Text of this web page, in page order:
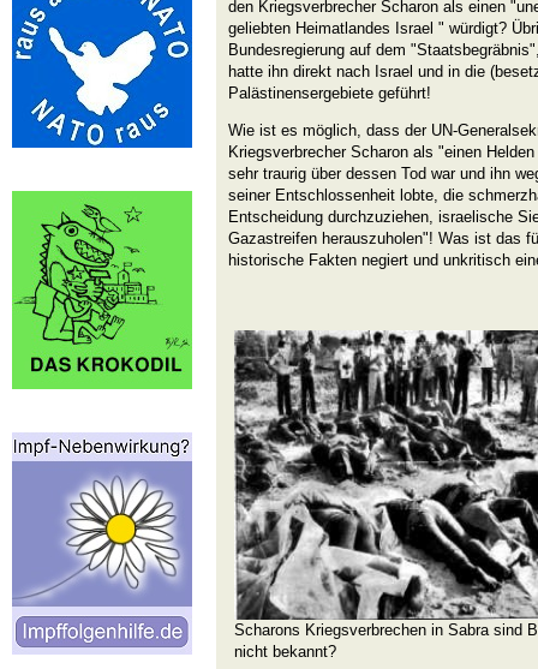
den Kriegsverbrecher Scharon als einen
geliebten Heimatlandes Israel " würdigt?
Bundesregierung auf dem
hatte ihn direkt nach Israel und in die
Palästinensergebiete geführt!
Wie ist es möglich, dass der UN-
Kriegsverbrecher Scharon als "einen
sehr traurig über dessen Tod war und ihn
seiner Entschlossenheit lobte, die
Entscheidung durchzuziehen, israelische
Gazastreifen herauszuholen"! Was ist das
historische Fakten negiert und unkritisch
Scharons Kriegsverbrechen in Sabra sind
nicht bekannt?